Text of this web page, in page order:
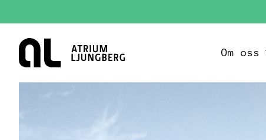
Hem
Om oss